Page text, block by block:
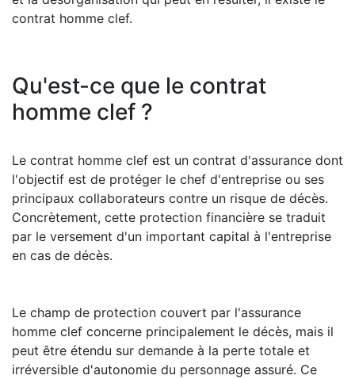
contrat homme clef.
Qu'est-ce que le contrat
homme clef ?
Le contrat homme clef est un contrat d'assurance dont
l'objectif est de protéger le chef d'entreprise ou ses
principaux collaborateurs contre un risque de décès.
Concrètement, cette protection financière se traduit
par le versement d'un important capital à l'entreprise
en cas de décès.
Le champ de protection couvert par l'assurance
homme clef concerne principalement le décès, mais il
peut être étendu sur demande à la perte totale et
irréversible d'autonomie du personnage assuré. Ce